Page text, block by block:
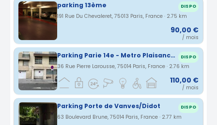
parking 13ème DISPO
191 Rue Du Chevaleret, 75013 Paris, France · 2.75 km
90,00 €
/ mois
Parking Parie 14e - Metro Plaisance - Hôpital Saint Joseph DISPO
36 Rue Pierre Larousse, 75014 Paris, France · 2.76 km
110,00 €
/ mois
Parking Porte de Vanves/Didot DISPO
63 Boulevard Brune, 75014 Paris, France · 2.77 km